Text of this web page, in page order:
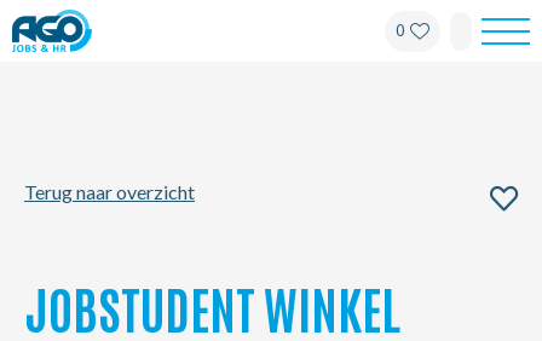
0
Terug naar overzicht
JOBSTUDENT WINKEL